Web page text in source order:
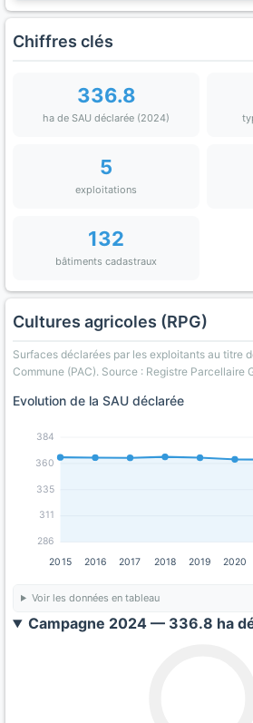
Chiffres clés
336.8
ha de SAU déclarée (2024)
5
exploitations
132
bâtiments cadastraux
Cultures agricoles (RPG)
Surfaces déclarées par les exploitants au titre
Commune (PAC). Source : Registre Parcellaire
Evolution de la SAU déclarée
286
311
335
360
384
2015 2016 2017 2018 2019 2020
Voir les données en tableau
Campagne 2024 — 336.8 ha